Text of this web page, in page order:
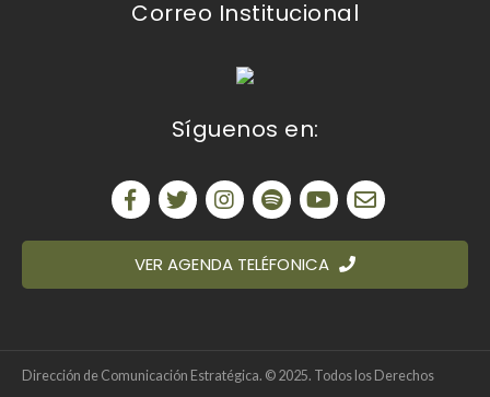
Correo Institucional
Síguenos en:
VER AGENDA TELÉFONICA
Dirección de Comunicación Estratégica. © 2025. Todos los Derechos